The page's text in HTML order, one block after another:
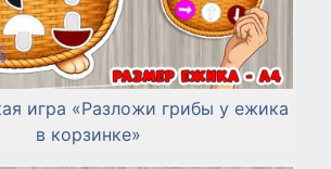
игра «Разложи грибы у ежика
в корзинке»